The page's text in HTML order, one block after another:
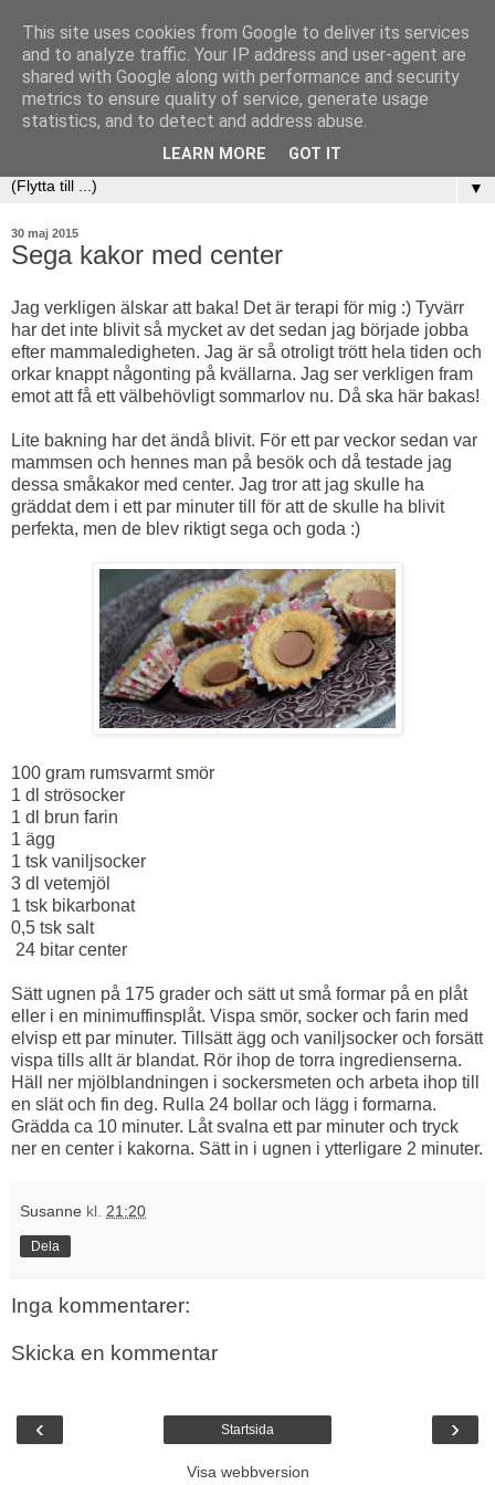
▼
30 maj 2015
Sega kakor med center
Jag verkligen älskar att baka! Det är terapi för mig :) Tyvärr
har det inte blivit så mycket av det sedan jag började jobba
efter mammaledigheten. Jag är så otroligt trött hela tiden och
orkar knappt någonting på kvällarna. Jag ser verkligen fram
emot att få ett välbehövligt sommarlov nu. Då ska här bakas!
Lite bakning har det ändå blivit. För ett par veckor sedan var
mammsen och hennes man på besök och då testade jag
dessa småkakor med center. Jag tror att jag skulle ha
gräddat dem i ett par minuter till för att de skulle ha blivit
perfekta, men de blev riktigt sega och goda :)
100 gram rumsvarmt smör
1 dl strösocker
1 dl brun farin
1 ägg
1 tsk vaniljsocker
3 dl vetemjöl
1 tsk bikarbonat
0,5 tsk salt
24 bitar center
Sätt ugnen på 175 grader och sätt ut små formar på en plåt
eller i en minimuffinsplåt. Vispa smör, socker och farin med
elvisp ett par minuter. Tillsätt ägg och vaniljsocker och forsätt
vispa tills allt är blandat. Rör ihop de torra ingredienserna.
Häll ner mjölblandningen i sockersmeten och arbeta ihop till
en slät och fin deg. Rulla 24 bollar och lägg i formarna.
Grädda ca 10 minuter. Låt svalna ett par minuter och tryck
ner en center i kakorna. Sätt in i ugnen i ytterligare 2 minuter.
Susanne kl. 21:20
Dela
Inga kommentarer:
Skicka en kommentar
‹ ›
Startsida
Visa webbversion
This site uses cookies from Google to deliver its services
and to analyze traffic. Your IP address and user-agent are
shared with Google along with performance and security
metrics to ensure quality of service, generate usage
statistics, and to detect and address abuse.
LEARN MORE GOT IT